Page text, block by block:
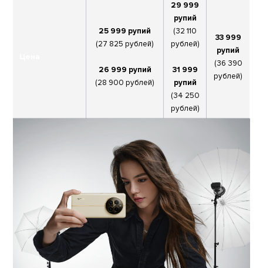
25 999 рупий
(27 825 рублей)
26 999 рупий
(28 900 рублей)
29 999
рупий
(32 110
рублей)
31 999
рупий
(34 250
рублей)
33 999
рупий
(36 390
рублей)